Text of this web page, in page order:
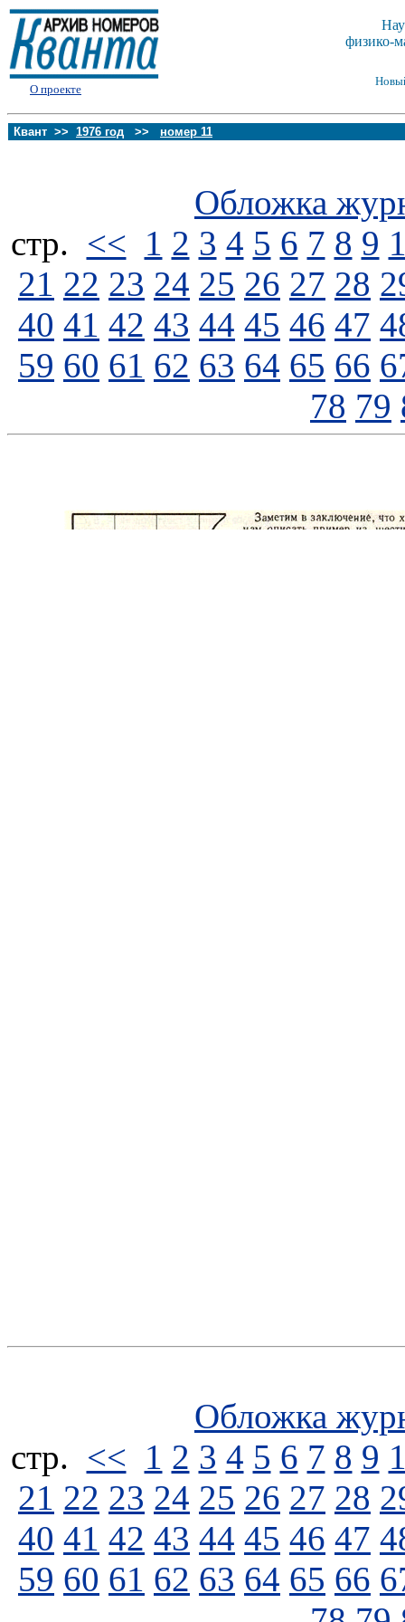
О проекте
физико-
Квант >> 1976 год >> номер 11
Обложка
стp. << 1 2 3 4 5 6 7 8 9
21 22 23 24 25 26 27 28
40 41 42 43 44 45 46 47
59 60 61 62 63 64 65 66
78 79
Обложка
стp. << 1 2 3 4 5 6 7 8 9
21 22 23 24 25 26 27 28
40 41 42 43 44 45 46 47
59 60 61 62 63 64 65 66